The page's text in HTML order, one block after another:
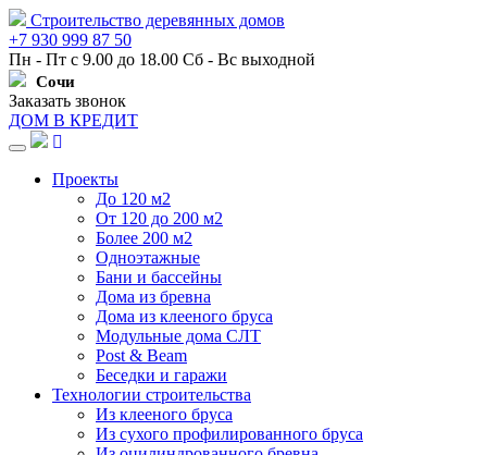
Строительство деревянных домов
+7 930 999 87 50
Пн - Пт с 9.00 до 18.00 Сб - Вс выходной
Сочи
Заказать звонок
ДОМ В КРЕДИТ
Навигация
Проекты
До 120 м2
От 120 до 200 м2
Более 200 м2
Одноэтажные
Бани и бассейны
Дома из бревна
Дома из клееного бруса
Модульные дома СЛТ
Post & Beam
Беседки и гаражи
Технологии строительства
Из клееного бруса
Из сухого профилированного бруса